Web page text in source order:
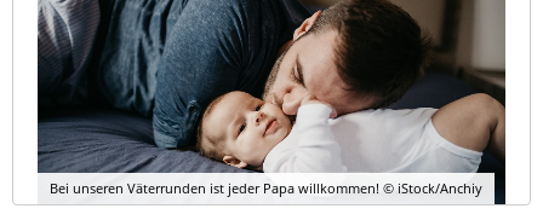
Bei unseren Väterrunden ist jeder Papa willkommen! © iStock/Anchiy